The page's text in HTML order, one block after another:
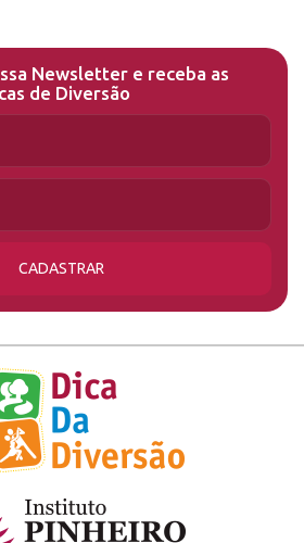
Newsletter e receba as
de Diversão
CADASTRAR